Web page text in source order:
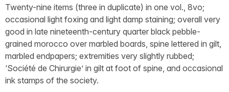
Twenty-nine items (three in duplicate) in one vol., 8vo;
occasional light foxing and light damp staining; overall very
good in late nineteenth-century quarter black pebble-
grained morocco over marbled boards, spine lettered in gilt,
marbled endpapers; extremities very slightly rubbed;
‘Société de Chirurgie’ in gilt at foot of spine, and occasional
ink stamps of the society.